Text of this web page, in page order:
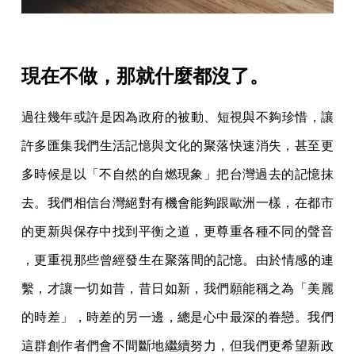
現在不做，那就什麼都沒了。
過往幾年或許是因為政府的被動、短視與不夠珍惜，讓
許多匯集我們生活記憶與文化的聚落快速消失，甚至更
多時候是以「不自然的自燃現象」把台灣過去的記憶抹
去。我們相信台灣絕對有機會能夠跟歐洲 一樣，在都市
的更新與保存中找到平衡之道，更尊重各種不同的聲音
，更重視那些曾經發生在聚落間的記憶。由於情感的連
繫，才讓一切如昔，昔日如新，我們願能稱之為「美麗
的時差」，時差的另一邊， 總是心中最深的眷戀。我們
這群創作者們會不間斷地繼續努力， 但我們更希望新政